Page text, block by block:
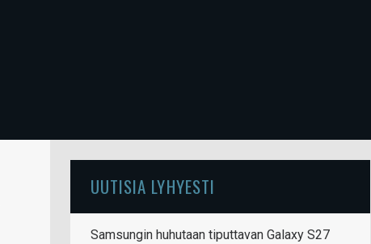
UUTISIA LYHYESTI
Samsungin huhutaan tiputtavan Galaxy S27